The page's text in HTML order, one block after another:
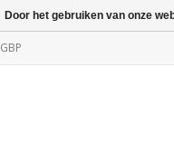
GBP
Door het gebruiken van onze